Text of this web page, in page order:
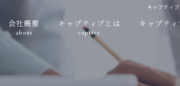
キャプティ
会社概要
about
キャプティブとは
captive
キャプテ